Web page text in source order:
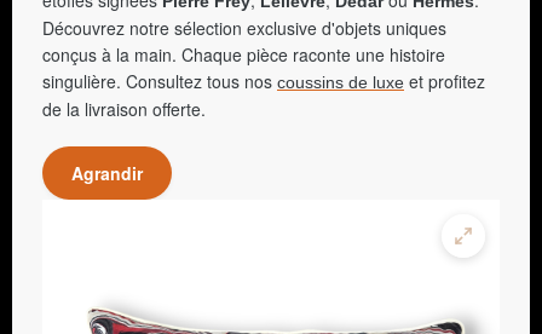
Découvrez notre sélection exclusive d'objets uniques
conçus à la main. Chaque pièce raconte une histoire
singulière. Consultez tous nos coussins de luxe et profitez
de la livraison offerte.
Agrandir